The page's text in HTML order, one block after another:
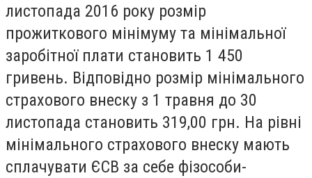
листопада 2016 року розмір
прожиткового мінімуму та мінімальної
заробітної плати становить 1 450
гривень. Відповідно розмір мінімального
страхового внеску з 1 травня до 30
листопада становить 319,00 грн. На рівні
мінімального страхового внеску мають
сплачувати ЄСВ за себе фізособи-